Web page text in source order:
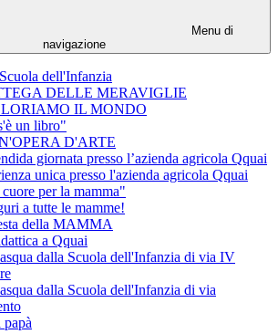
Menu di
navigazione
dell'Infanzia
DELLE MERAVIGLIE
IL MONDO
un libro"
D'ARTE
giornata presso l’azienda agricola Qquai
unica presso l'azienda agricola Qquai
per la mamma"
a tutte le mamme!
della MAMMA
a Qquai
dalla Scuola dell'Infanzia di via IV
dalla Scuola dell'Infanzia di via
papà